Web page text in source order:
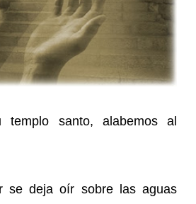
templo santo, alabemos al
se deja oír sobre las aguas